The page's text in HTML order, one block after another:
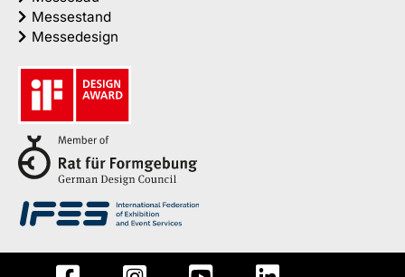
Messestand
Messedesign